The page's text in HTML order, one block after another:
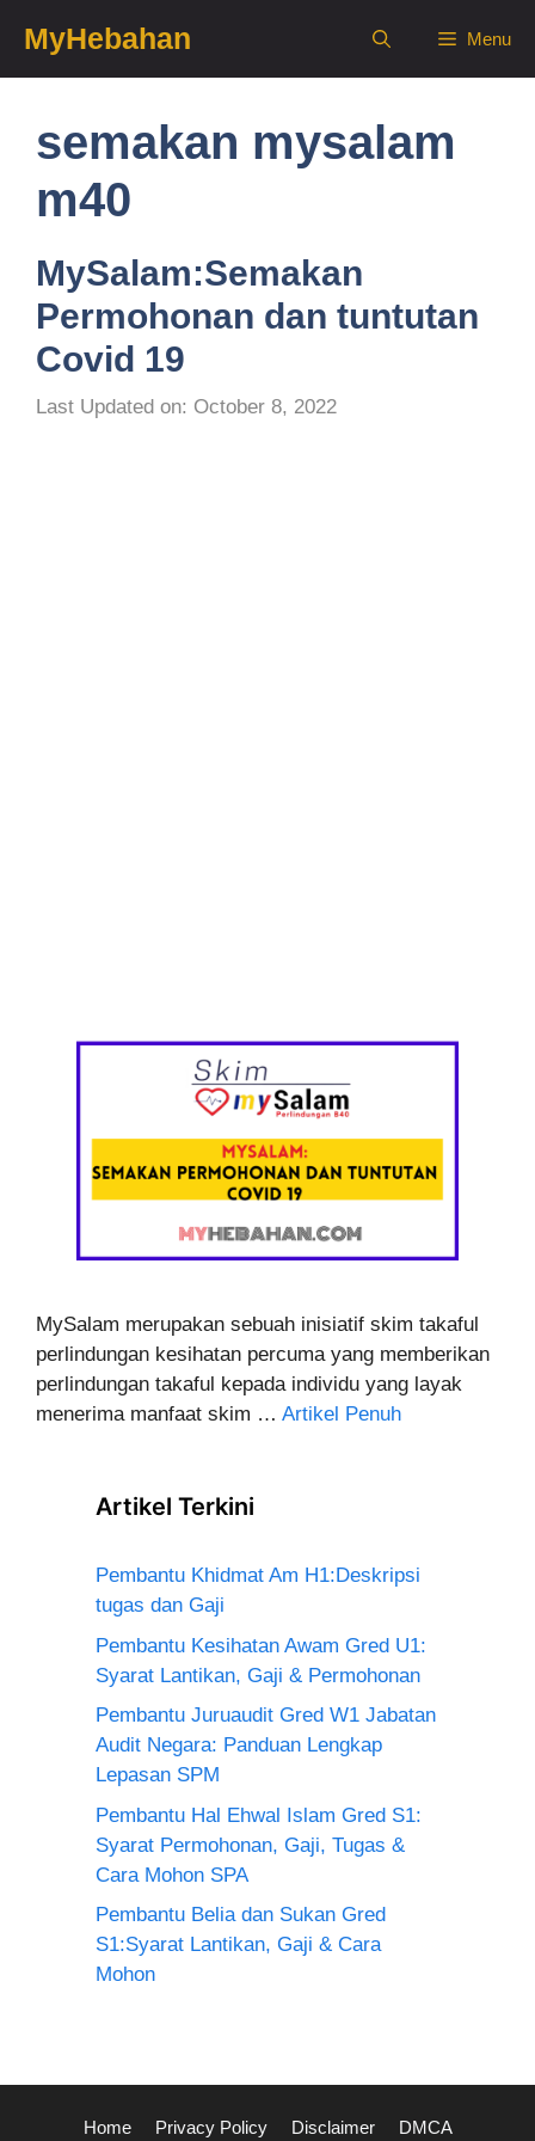
content
MyHebahan Menu
semakan mysalam
m40
MySalam:Semakan
Permohonan dan tuntutan
Covid 19
Last Updated on: October 8, 2022
MySalam merupakan sebuah inisiatif skim takaful
perlindungan kesihatan percuma yang memberikan
perlindungan takaful kepada individu yang layak
menerima manfaat skim … Artikel Penuh
Artikel Terkini
Pembantu Khidmat Am H1:Deskripsi
tugas dan Gaji
Pembantu Kesihatan Awam Gred U1:
Syarat Lantikan, Gaji & Permohonan
Pembantu Juruaudit Gred W1 Jabatan
Audit Negara: Panduan Lengkap
Lepasan SPM
Pembantu Hal Ehwal Islam Gred S1:
Syarat Permohonan, Gaji, Tugas &
Cara Mohon SPA
Pembantu Belia dan Sukan Gred
S1:Syarat Lantikan, Gaji & Cara
Mohon
Home Privacy Policy Disclaimer DMCA